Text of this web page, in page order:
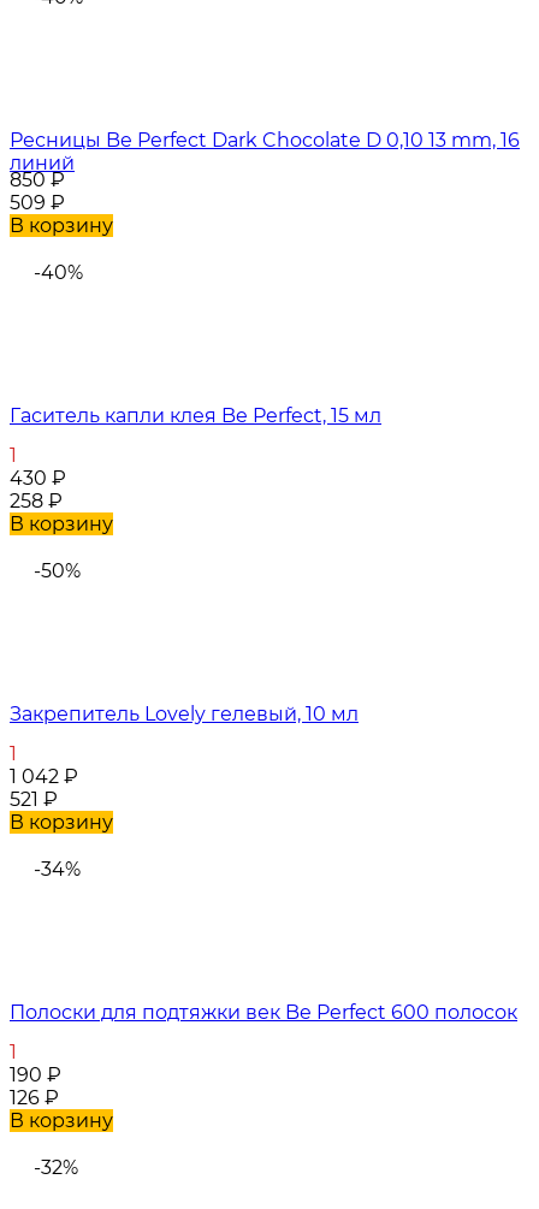
Ресницы Be Perfect Dark Chocolate D 0,10 13 mm, 16
линий
850₽
509 ₽
В корзину
-40%
Гаситель капли клея Be Perfect, 15 мл
1
430 ₽
258 ₽
В корзину
-50%
Закрепитель Lovely гелевый, 10 мл
1
1 042 ₽
521 ₽
В корзину
-34%
Полоски для подтяжки век Be Perfect 600 полосок
1
190 ₽
126 ₽
В корзину
-32%